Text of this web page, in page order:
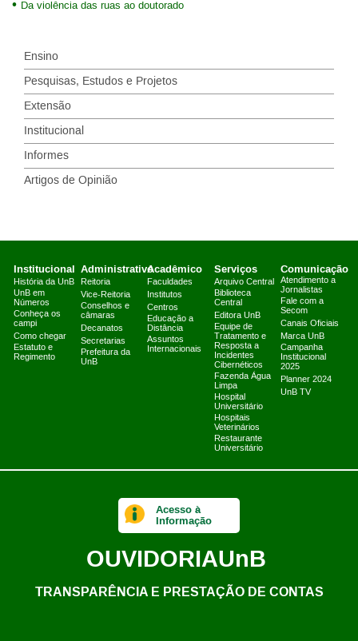
Da violência das ruas ao doutorado
Ensino
Pesquisas, Estudos e Projetos
Extensão
Institucional
Informes
Artigos de Opinião
Institucional
História da UnB
UnB em
Números
Conheça os
campi
Como chegar
Estatuto e
Regimento
Administrativo
Reitoria
Vice-Reitoria
Conselhos e
câmaras
Decanatos
Secretarias
Prefeitura da
UnB
Acadêmico
Faculdades
Institutos
Centros
Educação a
Distância
Assuntos
Internacionais
Serviços
Arquivo Central
Biblioteca
Central
Editora UnB
Equipe de
Tratamento e
Resposta a
Incidentes
Cibernéticos
Fazenda Água
Limpa
Hospital
Universitário
Hospitais
Veterinários
Restaurante
Universitário
Comunicação
Atendimento a
Jornalistas
Fale com a
Secom
Canais Oficiais
Marca UnB
Campanha
Institucional
2025
Planner 2024
UnB TV
Acesso à
Informação
OUVIDORIAUnB
TRANSPARÊNCIA E PRESTAÇÃO DE CONTAS